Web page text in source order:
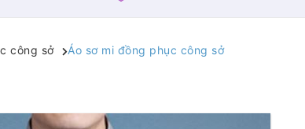
công sở Áo sơ mi đồng phục công sở